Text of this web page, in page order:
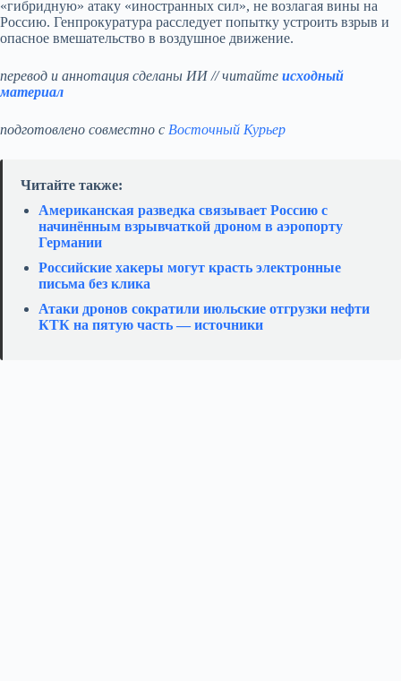
«гибридную» атаку «иностранных сил», не возлагая вины на
Россию. Генпрокуратура расследует попытку устроить взрыв и
опасное вмешательство в воздушное движение.
перевод и аннотация сделаны ИИ // читайте исходный
материал
подготовлено совместно с Восточный Курьер
Читайте также:
Американская разведка связывает Россию с
начинённым взрывчаткой дроном в аэропорту
Германии
Российские хакеры могут красть электронные
письма без клика
Атаки дронов сократили июльские отгрузки нефти
КТК на пятую часть — источники